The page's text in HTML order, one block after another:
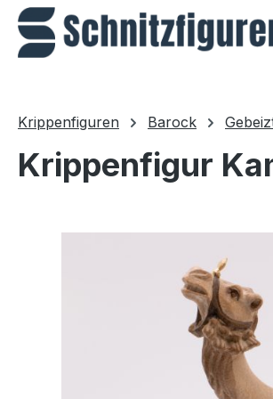
Hauptinhalt springen
Zur Suche springen
Zur Hauptnavigation springen
Krippenfiguren Barock
Krippenfigur